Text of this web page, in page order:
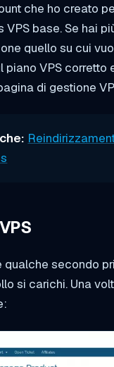
che ho creato
base. Se hai
quello su cui
piano VPS corretto
di gestione
qualche secondo
si carichi. Una